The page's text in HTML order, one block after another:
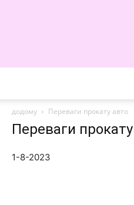
додому
Переваги прокату авто
Переваги
1-8-2023